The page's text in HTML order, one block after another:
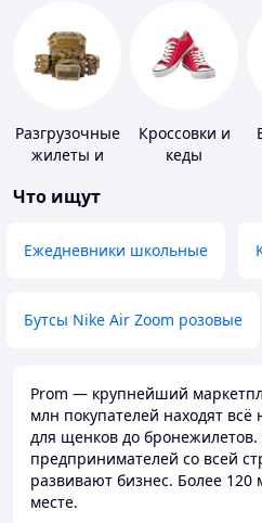
Разгрузочные
жилеты и
без плит
Кроссовки и
кеды
Что ищут
Ежедневники школьные
Бутсы Nike Air Zoom розовые
Prom — крупнейший
млн покупателей находят
для щенков до бронежилетов.
предпринимателей со всей
развивают бизнес. Более 120
месте.